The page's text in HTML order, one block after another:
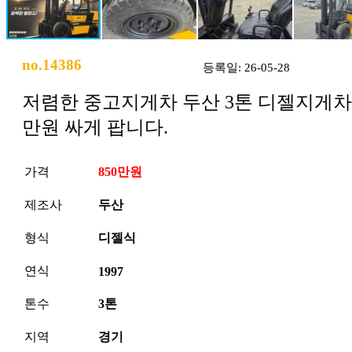
no.14386 등록일: 26-05-28
저렴한 중고지게차 두산 3톤 디젤지게
만원 싸게 팝니다.
가격 850만원
제조사 두산
형식 디젤식
연식 1997
톤수 3톤
지역 경기